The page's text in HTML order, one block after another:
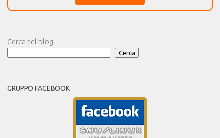
Cerca nel blog
Cerca
GRUPPO FACEBOOK